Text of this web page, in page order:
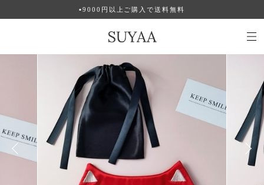
▪︎9000円以上ご購入で送料無料